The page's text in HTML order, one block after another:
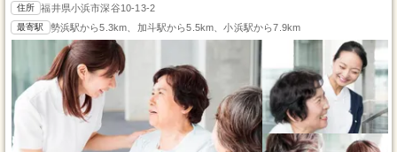
住所 福井県小浜市深谷10-13-2
最寄駅 勢浜駅から5.3km、加斗駅から5.5km、小浜駅から7.9km